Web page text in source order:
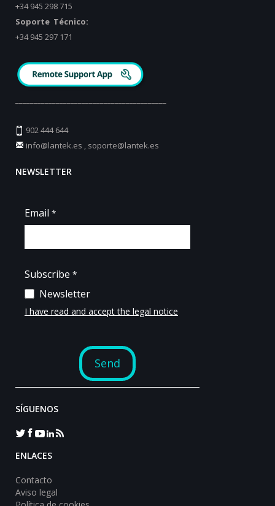
+34 945 298 715
Soporte Técnico:
+34 945 297 171
902 444 644
info@lantek.es
soporte@lantek.es
NEWSLETTER
SÍGUENOS
ENLACES
Contacto
Aviso legal